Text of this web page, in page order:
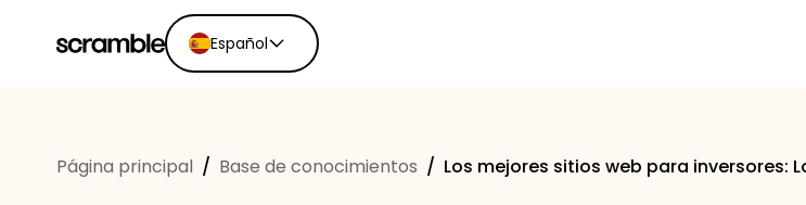
Español
Español
Página principal / Base de conocimientos / Los mejores sitios web para inversores: